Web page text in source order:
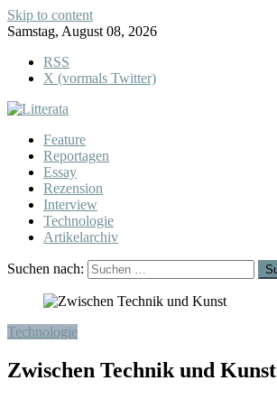
Skip to content
Samstag, August 08, 2026
RSS
X (vormals Twitter)
Feature
Reportagen
Essay
Rezension
Interview
Technologie
Artikelarchiv
Suchen nach:
Technologie
Zwischen Technik und Kunst